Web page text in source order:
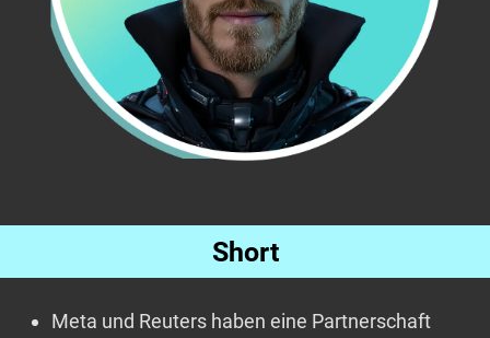
Short
Meta und Reuters haben eine Partnerschaft